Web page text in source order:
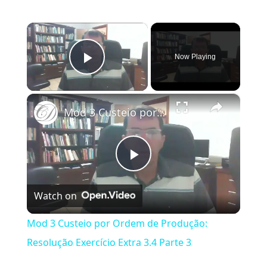
×
Play Video
Now Playing
×
Play Video
Mod 3 Custeio por Ordem de Produção: Resolução Exercício Extra 3.4 Parte 3
Watch on
Mod 3 Custeio por Ordem de Produção:
Resolução Exercício Extra 3.4 Parte 3